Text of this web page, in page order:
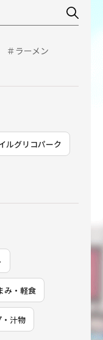
＃ラーメン
ルグリコパーク
み・軽食
・汁物